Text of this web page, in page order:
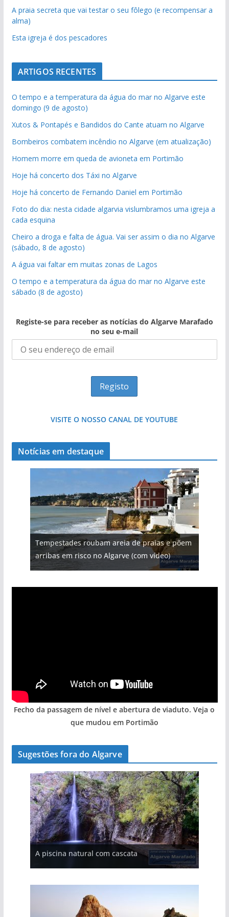
A praia secreta que vai testar o seu fôlego (e recompensar a
alma)
Esta igreja é dos pescadores
ARTIGOS RECENTES
O tempo e a temperatura da água do mar no Algarve este
domingo (9 de agosto)
Xutos & Pontapés e Bandidos do Cante atuam no Algarve
Bombeiros combatem incêndio no Algarve (em atualização)
Homem morre em queda de avioneta em Portimão
Hoje há concerto dos Táxi no Algarve
Hoje há concerto de Fernando Daniel em Portimão
Foto do dia: nesta cidade algarvia vislumbramos uma igreja a
cada esquina
Cheiro a droga e falta de água. Vai ser assim o dia no Algarve
(sábado, 8 de agosto)
A água vai faltar em muitas zonas de Lagos
O tempo e a temperatura da água do mar no Algarve este
sábado (8 de agosto)
Registe-se para receber as notícias do Algarve Marafado
no seu e-mail
VISITE O NOSSO CANAL DE YOUTUBE
Notícias em destaque
Tempestades roubam areia de praias e põem
arribas em risco no Algarve (com vídeo)
Fecho da passagem de nível e abertura de viaduto. Veja o
que mudou em Portimão
Sugestões fora do Algarve
A piscina natural com cascata
A aldeia mais portuguesa de Portugal (com
vídeo)
As portas do rio Tejo (com vídeo)